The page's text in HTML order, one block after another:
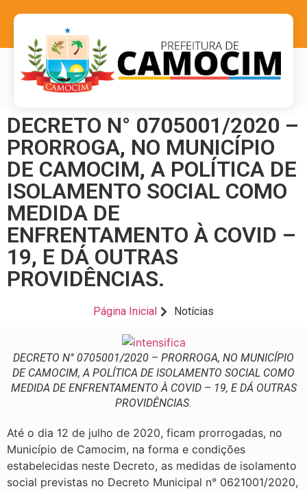
DECRETO N° 0705001/2020 –
PRORROGA, NO MUNICÍPIO
DE CAMOCIM, A POLÍTICA DE
ISOLAMENTO SOCIAL COMO
MEDIDA DE
ENFRENTAMENTO À COVID –
19, E DÁ OUTRAS
PROVIDÊNCIAS.
Página Inicial Notícias
DECRETO N° 0705001/2020 – PRORROGA, NO MUNICÍPIO
DE CAMOCIM, A POLÍTICA DE ISOLAMENTO SOCIAL COMO
MEDIDA DE ENFRENTAMENTO À COVID – 19, E DÁ OUTRAS
PROVIDÊNCIAS.
Até o dia 12 de julho de 2020, ficam prorrogadas, no
Município de Camocim, na forma e condições
estabelecidas neste Decreto, as medidas de isolamento
social previstas no Decreto Municipal n° 0621001/2020,